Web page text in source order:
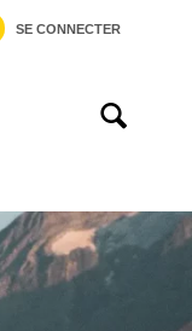
SE CONNECTER